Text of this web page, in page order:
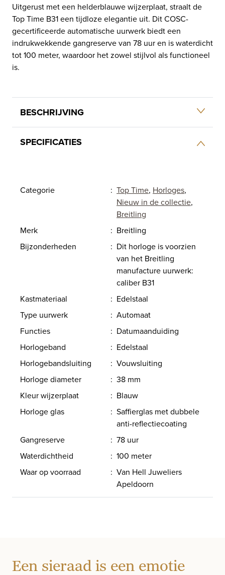
Uitgerust met een helderblauwe wijzerplaat, straalt de
Top Time B31 een tijdloze elegantie uit. Dit COSC-
gecertificeerde automatische uurwerk biedt een
indrukwekkende gangreserve van 78 uur en is waterdicht
tot 100 meter, waardoor het zowel stijlvol als functioneel
is.
BESCHRIJVING
SPECIFICATIES
Categorie : Top Time, Horloges,
Nieuw in de collectie,
Breitling
Merk
: Breitling
Bijzonderheden
: Dit horloge is voorzien
van het Breitling
manufacture uurwerk:
caliber B31
Kastmateriaal
: Edelstaal
Type uurwerk
: Automaat
Functies
: Datumaanduiding
Horlogeband
: Edelstaal
Horlogebandsluiting
: Vouwsluiting
Horloge diameter
: 38 mm
Kleur wijzerplaat
: Blauw
Horloge glas
: Saffierglas met dubbele
anti-reflectiecoating
Gangreserve
: 78 uur
Waterdichtheid
: 100 meter
Waar op voorraad
: Van Hell Juweliers
Apeldoorn
Een sieraad is een emotie